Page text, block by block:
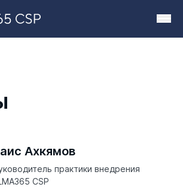
Ахкямов
практики внедрения
CSP